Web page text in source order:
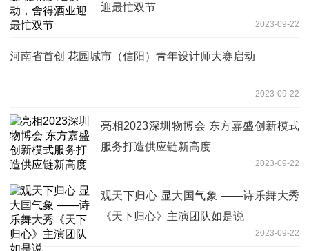
迎最忙双节
2023-09-22
河南省首创 花园城市（信阳）青年设计师大赛启动
2023-09-22
亮相2023深圳物博会 东方嘉盛创新模式
服务打造供应链新高度
2023-09-22
观天下归心 显大国气象 ——诗乐舞大秀
《天下归心》主演团队如是说
2023-09-22